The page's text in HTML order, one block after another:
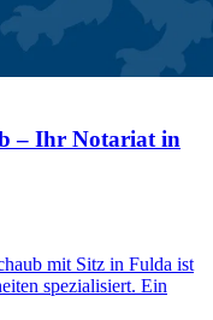
– Ihr Notariat in
mit Sitz in Fulda ist
spezialisiert. Ein